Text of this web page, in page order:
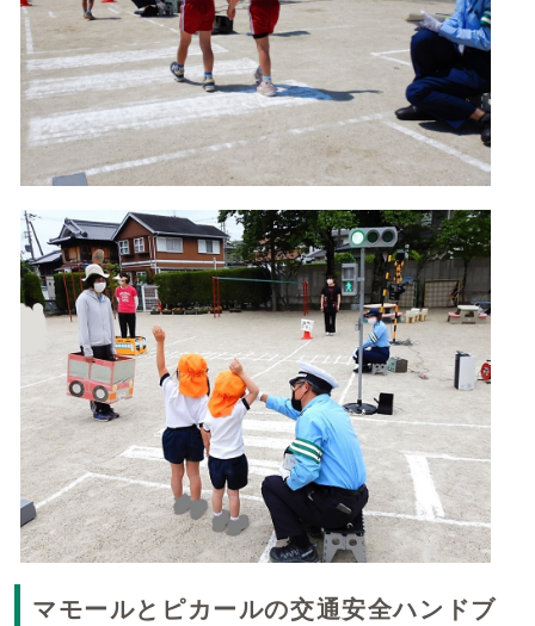
マモールとピカールの交通安全ハンドブ